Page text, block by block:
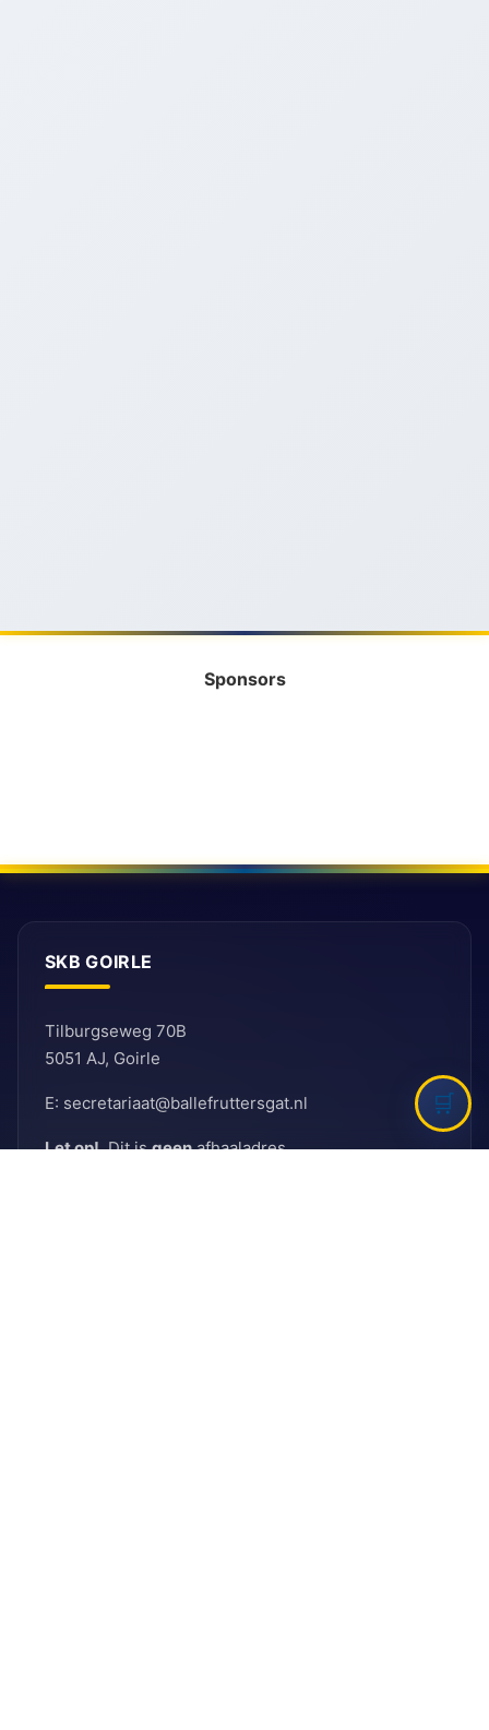
Sponsors
SKB GOIRLE
Tilburgseweg 70B
5051 AJ, Goirle
E: secretariaat@ballefruttersgat.nl
Let op!Dit isgeenafhaaladres.